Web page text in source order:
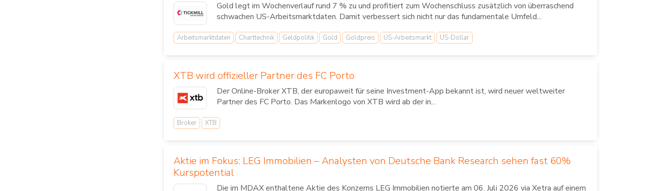
Gold legt im Wochenverlauf rund 7 % zu und profitiert zum Wochenschluss zusätzlich von überraschend
schwachen US-Arbeitsmarktdaten. Damit verbessert sich nicht nur das fundamentale Umfeld...
Arbeitsmarktdaten Charttechnik Geldpolitik Gold Goldpreis US-Arbeitsmarkt US-Dollar
XTB wird offizieller Partner des FC Porto
Der Online-Broker XTB, der europaweit für seine Investment-App bekannt ist, wird neuer weltweiter
Partner des FC Porto. Das Markenlogo von XTB wird ab der in...
Broker XTB
Aktie im Fokus: LEG Immobilien – Analysten von Deutsche Bank Research sehen fast 60%
Kurspotential
Die im MDAX enthaltene Aktie des Konzerns LEG Immobilien notierte am 06. Juli 2026 via Xetra auf einem